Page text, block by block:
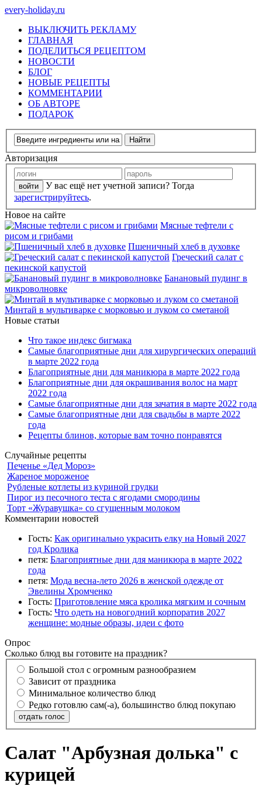
every-holiday.ru
ВЫКЛЮЧИТЬ РЕКЛАМУ
ГЛАВНАЯ
ПОДЕЛИТЬСЯ РЕЦЕПТОМ
НОВОСТИ
БЛОГ
НОВЫЕ РЕЦЕПТЫ
КОММЕНТАРИИ
ОБ АВТОРЕ
ПОДАРОК
Авторизация
У вас ещё нет учетной записи? Тогда
зарегистрируйтесь.
Новое на сайте
Мясные тефтели с
рисом и грибами
Пшеничный хлеб в духовке
Греческий салат с
пекинской капустой
Банановый пудинг в
микроволновке
Минтай в мультиварке с морковью и луком со сметаной
Новые статьи
Что такое индекс бигмака
Самые благоприятные дни для хирургических операций
в марте 2022 года
Благоприятные дни для маникюра в марте 2022 года
Благоприятные дни для окрашивания волос на март
2022 года
Самые благоприятные дни для зачатия в марте 2022 года
Самые благоприятные дни для свадьбы в марте 2022
года
Рецепты блинов, которые вам точно понравятся
Случайные рецепты
Печенье «Дед Мороз»
Жареное мороженое
Рубленые котлеты из куриной грудки
Пирог из песочного теста с ягодами смородины
Торт «Журавушка» со сгущенным молоком
Комментарии новостей
Гость: Как оригинально украсить елку на Новый 2027
год Кролика
петя: Благоприятные дни для маникюра в марте 2022
года
петя: Мода весна-лето 2026 в женской одежде от
Эвелины Хромченко
Гость: Приготовление мяса кролика мягким и сочным
Гость: Что одеть на новогодний корпоратив 2027
женщине: модные образы, идеи с фото
Опрос
Сколько блюд вы готовите на праздник?
Большой стол с огромным разнообразием
Зависит от праздника
Минимальное количество блюд
Редко готовлю сам(-а), большинство блюд покупаю
отдать голос
Cалат "Арбузная долька" с
курицей